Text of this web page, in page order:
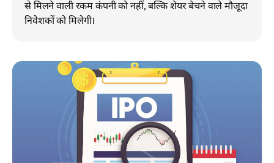
से मिलने वाली रकम कंपनी को नहीं, बल्कि शेयर बेचने वाले मौजूदा
निवेशकों को मिलेगी।